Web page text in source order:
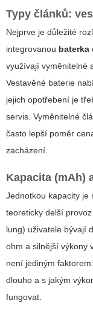
Typy článků:
Nejprve je důležité
integrovanou baterka
využívají vyměnitelné
Vestavěné baterie
jejich opotřebení je
servis. Vyměnitelné
často lepší poměr
zacházení.
Kapacita (mAh)
Jednotkou kapacity je
teoreticky delší
lung) uživatele bývají
ohm a silnější výkony
není jediným
dlouho a s jakým
fungovat.